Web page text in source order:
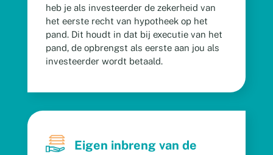
heb je als investeerder de zekerheid van
het eerste recht van hypotheek op het
pand. Dit houdt in dat bij executie van het
pand, de opbrengst als eerste aan jou als
investeerder wordt betaald.
Eigen inbreng van de